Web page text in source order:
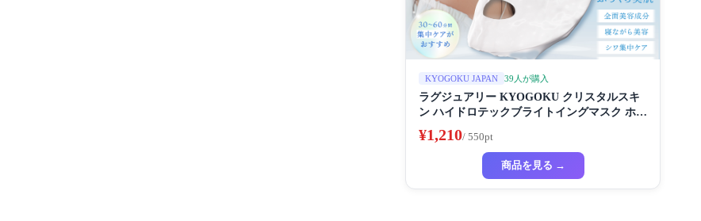
KYOGOKU JAPAN 39人が購入
ラグジュアリー KYOGOKU クリスタルスキ
ン ハイドロテックブライトイングマスク ホワ
イトニングマスク 超濃厚保湿 ホワイトニング
フェイスパック ビューティーサロン監修者 シ
ートマスク ハイドラ 美容液
¥1,210/ 550pt
商品を見る →